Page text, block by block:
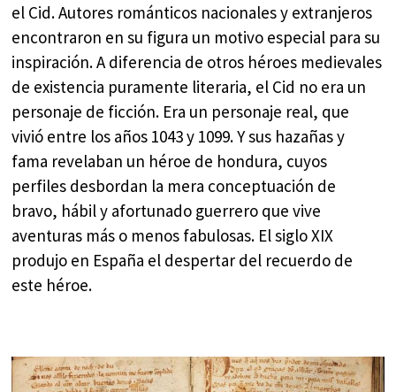
el Cid. Autores románticos nacionales y extranjeros
encontraron en su figura un motivo especial para su
inspiración. A diferencia de otros héroes medievales
de existencia puramente literaria, el Cid no era un
personaje de ficción. Era un personaje real, que
vivió entre los años 1043 y 1099. Y sus hazañas y
fama revelaban un héroe de hondura, cuyos
perfiles desbordan la mera conceptuación de
bravo, hábil y afortunado guerrero que vive
aventuras más o menos fabulosas. El siglo XIX
produjo en España el despertar del recuerdo de
este héroe.